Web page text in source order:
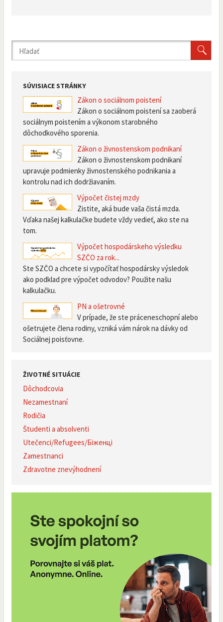
SÚVISIACE STRÁNKY
Zákon o sociálnom poistení
Zákon o sociálnom poistení sa zaoberá
sociálnym poistením a výkonom starobného
dôchodkového sporenia.
Zákon o živnostenskom podnikaní
Zákon o živnostenskom podnikaní
upravuje podmienky živnostenského podnikania a
kontrolu nad ich dodržiavaním.
Výpočet čistej mzdy
Zistite, aká bude vaša čistá mzda.
Vďaka našej kalkulačke budete vždy vedieť, ako ste na
tom.
Výpočet hospodárskeho výsledku
SZČO za rok...
Ste SZČO a chcete si vypočítať hospodársky výsledok
ako podklad pre výpočet odvodov? Použite našu
kalkulačku.
PN a ošetrovné
V prípade, že ste práceneschopní alebo
ošetrujete člena rodiny, vzniká vám nárok na dávky od
Sociálnej poisťovne.
ŽIVOTNÉ SITUÁCIE
Dôchodcovia
Nezamestnaní
Rodičia
Študenti a absolventi
Utečenci/Refugees/Біженці
Zamestnanci
Zdravotne znevýhodnení